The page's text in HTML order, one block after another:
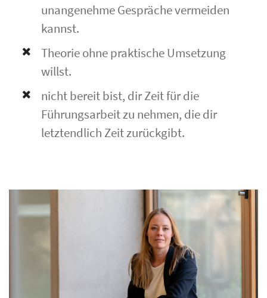
unangenehme Gespräche vermeiden
kannst.
Theorie ohne praktische Umsetzung
willst.
nicht bereit bist, dir Zeit für die
Führungsarbeit zu nehmen, die dir
letztendlich Zeit zurückgibt.